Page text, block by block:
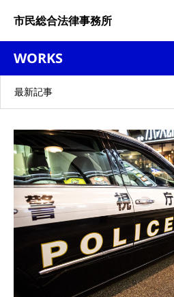
市民総合法律事務所
WORKS
最新記事